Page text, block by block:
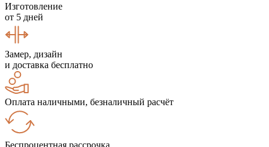
Изготовление
от 5 дней
Замер, дизайн
и доставка бесплатно
Оплата наличными, безналичный расчёт
Беспроцентная рассрочка